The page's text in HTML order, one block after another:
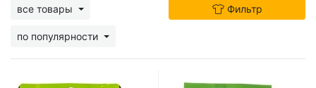
все товары
по популярности
Фильтр